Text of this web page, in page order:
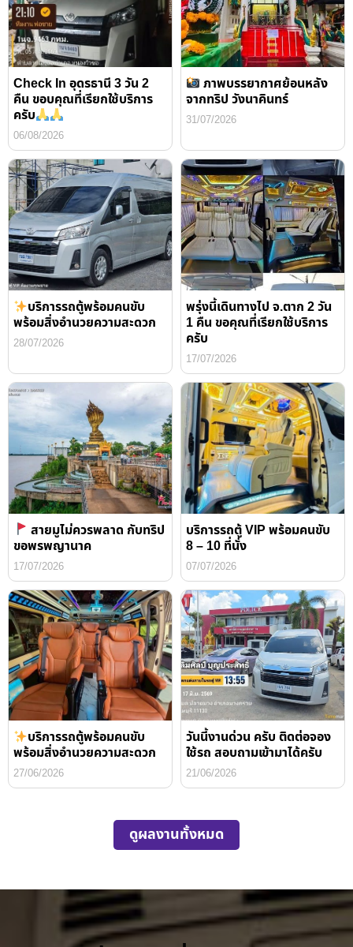
Check In อุดรธานี 3 วัน 2
คืน ขอบคุณที่เรียกใช้บริการ
ครับ
06/08/2026
ภาพบรรยากาศย้อนหลัง
จากทริป วังนาคินทร์
31/07/2026
บริการรถตู้พร้อมคนขับ
พร้อมสิ่งอำนวยความสะดวก
28/07/2026
พรุ่งนี้เดินทางไป จ.ตาก 2 วัน
1 คืน ขอคุณที่เรียกใช้บริการ
ครับ
17/07/2026
สายมูไม่ควรพลาด กับทริป
ขอพรพญานาค
17/07/2026
บริการรถตู้ VIP พร้อมคนขับ
8 – 10 ที่นั่ง
07/07/2026
บริการรถตู้พร้อมคนขับ
พร้อมสิ่งอำนวยความสะดวก
27/06/2026
วันนี้งานด่วน ครับ ติดต่อจอง
ใช้รถ สอบถามเข้ามาได้ครับ
21/06/2026
ดูผลงานทั้งหมด